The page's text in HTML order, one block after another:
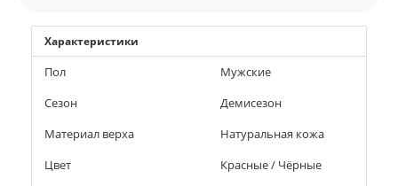
Характеристики
Пол
Мужские
Сезон
Демисезон
Материал верха
Натуральная кожа
Цвет
Красные / Чёрные